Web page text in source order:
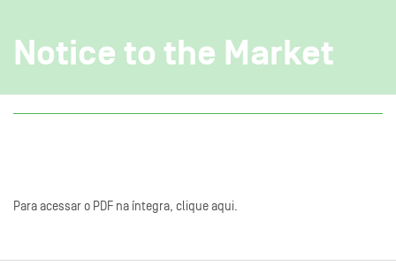
Notice to the Market
Para acessar o PDF na íntegra, clique aqui.